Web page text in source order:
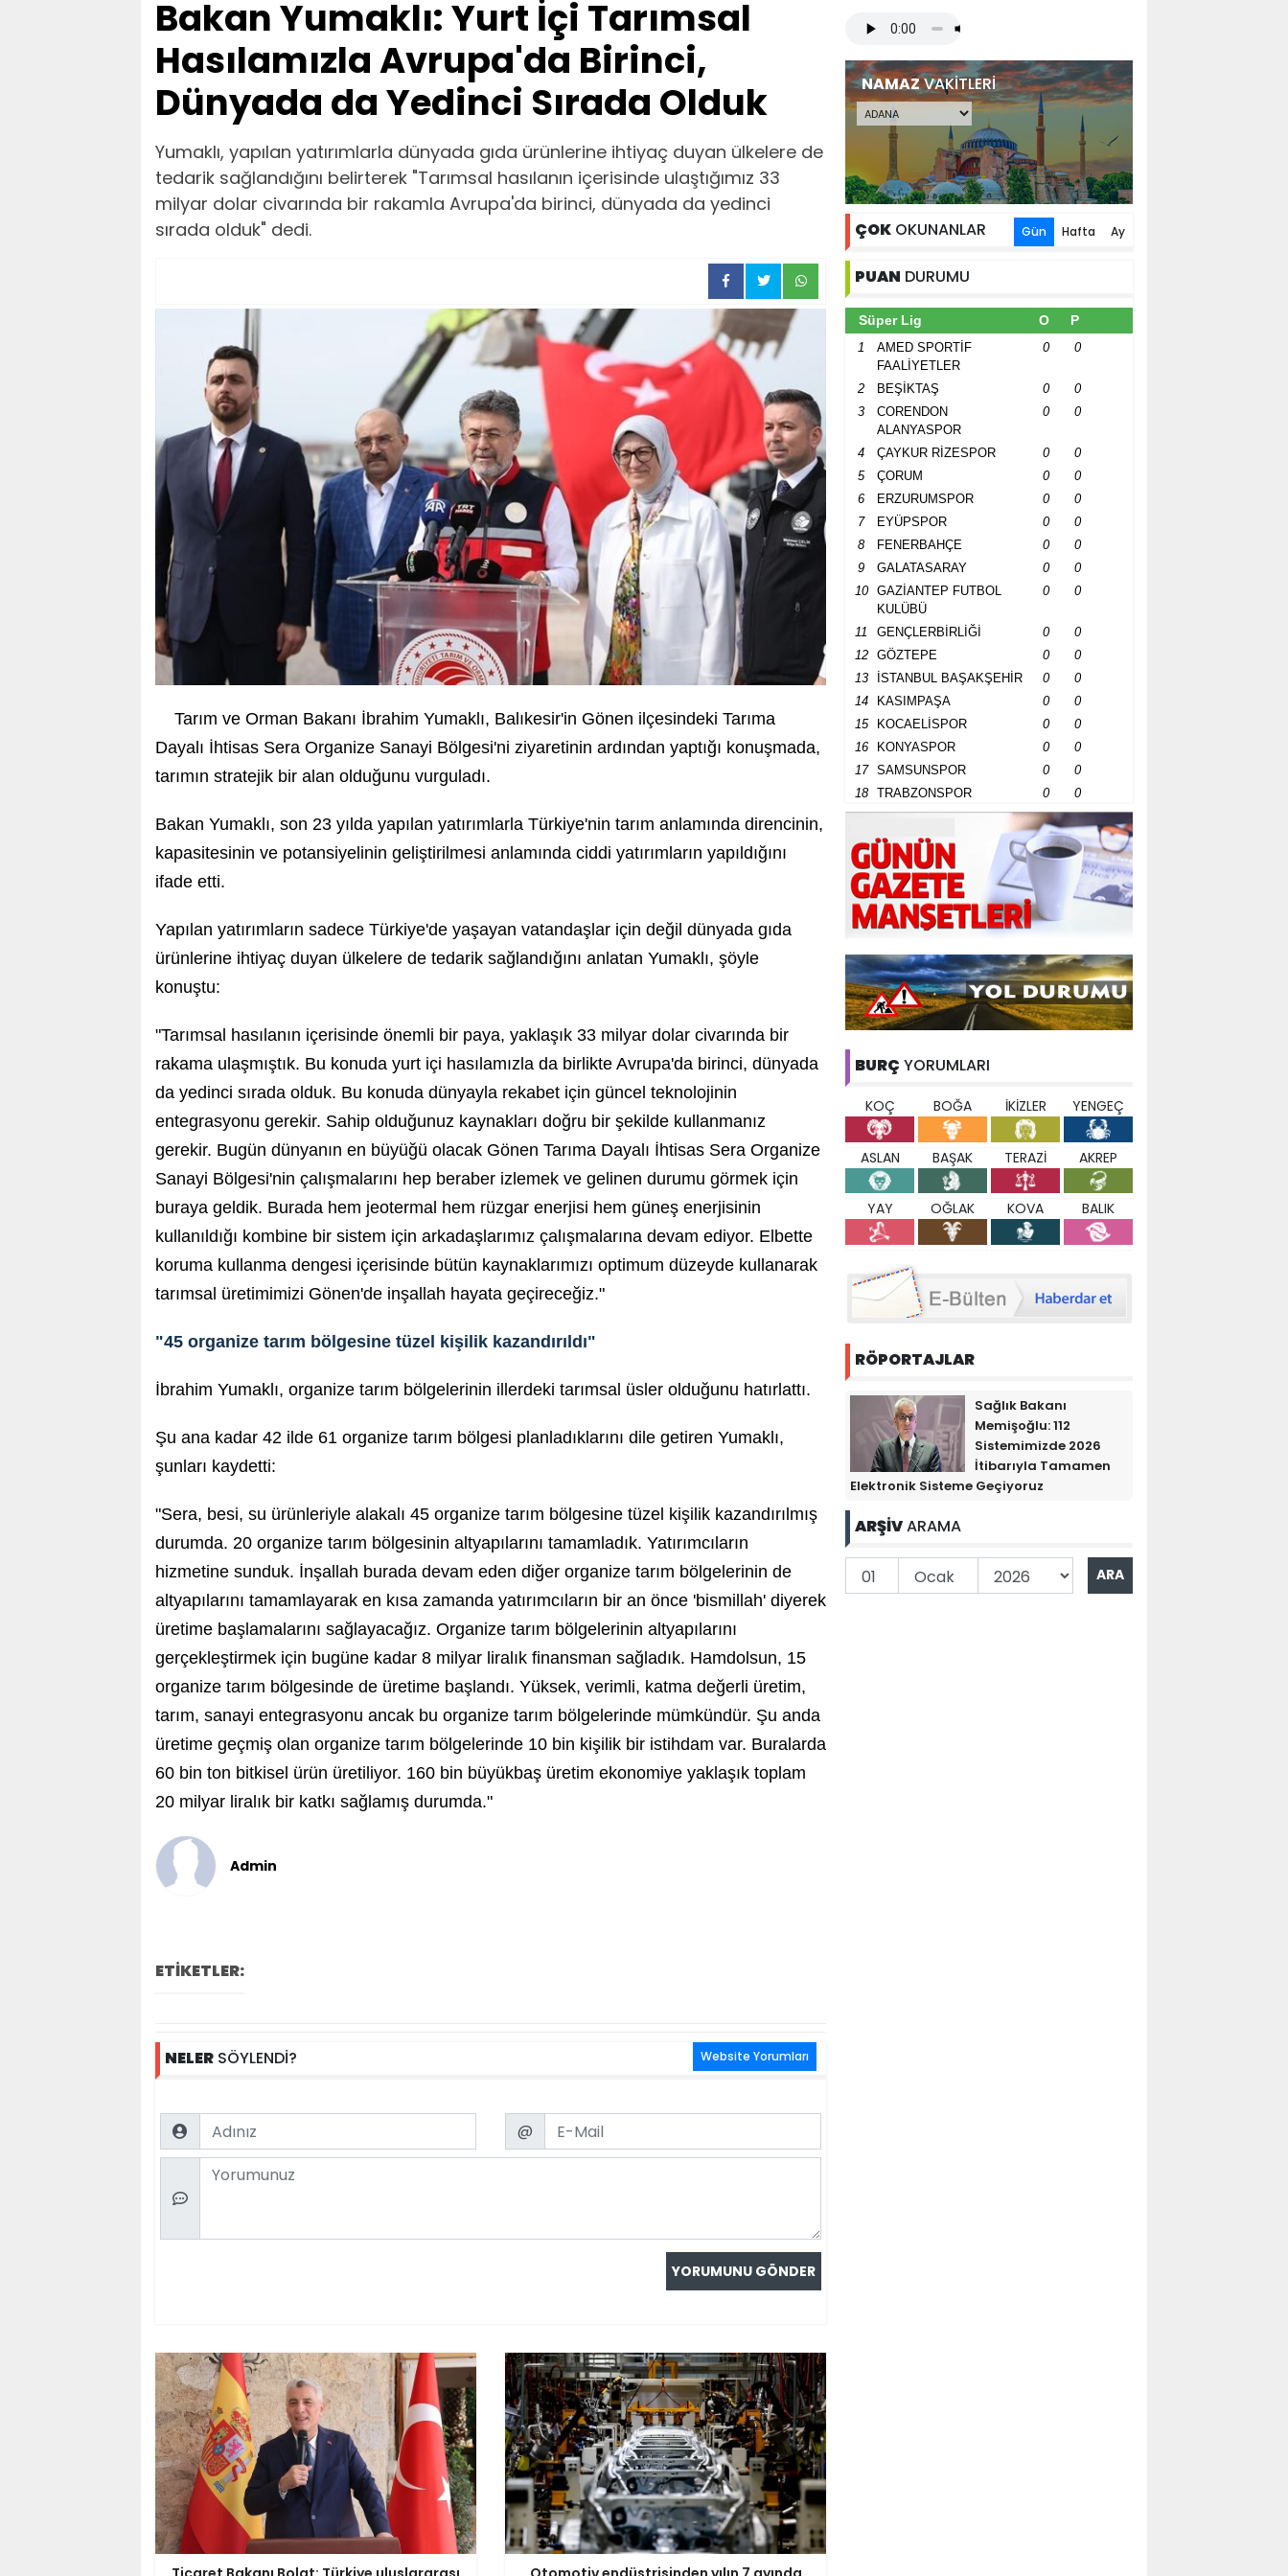
Bakan Yumaklı: Yurt İçi Tarımsal
Hasılamızla Avrupa'da Birinci,
Dünyada da Yedinci Sırada Olduk
Yumaklı, yapılan yatırımlarla dünyada gıda ürünlerine ihtiyaç duyan ülkelere de
tedarik sağlandığını belirterek "Tarımsal hasılanın içerisinde ulaştığımız 33
milyar dolar civarında bir rakamla Avrupa'da birinci, dünyada da yedinci
sırada olduk" dedi.
Tarım ve Orman Bakanı İbrahim Yumaklı, Balıkesir'in Gönen ilçesindeki Tarıma
Dayalı İhtisas Sera Organize Sanayi Bölgesi'ni ziyaretinin ardından yaptığı konuşmada,
tarımın stratejik bir alan olduğunu vurguladı.
Bakan Yumaklı, son 23 yılda yapılan yatırımlarla Türkiye'nin tarım anlamında direncinin,
kapasitesinin ve potansiyelinin geliştirilmesi anlamında ciddi yatırımların yapıldığını
ifade etti.
Yapılan yatırımların sadece Türkiye'de yaşayan vatandaşlar için değil dünyada gıda
ürünlerine ihtiyaç duyan ülkelere de tedarik sağlandığını anlatan Yumaklı, şöyle
konuştu:
"Tarımsal hasılanın içerisinde önemli bir paya, yaklaşık 33 milyar dolar civarında bir
rakama ulaşmıştık. Bu konuda yurt içi hasılamızla da birlikte Avrupa'da birinci, dünyada
da yedinci sırada olduk. Bu konuda dünyayla rekabet için güncel teknolojinin
entegrasyonu gerekir. Sahip olduğunuz kaynakları doğru bir şekilde kullanmanız
gerekir. Bugün dünyanın en büyüğü olacak Gönen Tarıma Dayalı İhtisas Sera Organize
Sanayi Bölgesi'nin çalışmalarını hep beraber izlemek ve gelinen durumu görmek için
buraya geldik. Burada hem jeotermal hem rüzgar enerjisi hem güneş enerjisinin
kullanıldığı kombine bir sistem için arkadaşlarımız çalışmalarına devam ediyor. Elbette
koruma kullanma dengesi içerisinde bütün kaynaklarımızı optimum düzeyde kullanarak
tarımsal üretimimizi Gönen'de inşallah hayata geçireceğiz."
"45 organize tarım bölgesine tüzel kişilik kazandırıldı"
İbrahim Yumaklı, organize tarım bölgelerinin illerdeki tarımsal üsler olduğunu hatırlattı.
Şu ana kadar 42 ilde 61 organize tarım bölgesi planladıklarını dile getiren Yumaklı,
şunları kaydetti:
"Sera, besi, su ürünleriyle alakalı 45 organize tarım bölgesine tüzel kişilik kazandırılmış
durumda. 20 organize tarım bölgesinin altyapılarını tamamladık. Yatırımcıların
hizmetine sunduk. İnşallah burada devam eden diğer organize tarım bölgelerinin de
altyapılarını tamamlayarak en kısa zamanda yatırımcıların bir an önce 'bismillah' diyerek
üretime başlamalarını sağlayacağız. Organize tarım bölgelerinin altyapılarını
gerçekleştirmek için bugüne kadar 8 milyar liralık finansman sağladık. Hamdolsun, 15
organize tarım bölgesinde de üretime başlandı. Yüksek, verimli, katma değerli üretim,
tarım, sanayi entegrasyonu ancak bu organize tarım bölgelerinde mümkündür. Şu anda
üretime geçmiş olan organize tarım bölgelerinde 10 bin kişilik bir istihdam var. Buralarda
60 bin ton bitkisel ürün üretiliyor. 160 bin büyükbaş üretim ekonomiye yaklaşık toplam
20 milyar liralık bir katkı sağlamış durumda."
Admin
ETİKETLER:
NELER SÖYLENDİ? Website Yorumları
Name Email
@
Comment
NAMAZVAKİTLERİ
ÇOK OKUNANLAR Gün Hafta Ay
PUAN DURUMU
Süper Lig O P
1
AMED SPORTİF
FAALİYETLER
0 0
2 BEŞİKTAŞ 0
0
3
CORENDON
ALANYASPOR
0 0
4 ÇAYKUR RİZESPOR 0
0
5
ÇORUM 0
0
6
ERZURUMSPOR 0
0
7
EYÜPSPOR 0
0
8
FENERBAHÇE 0
0
9
GALATASARAY 0
0
10
GAZİANTEP FUTBOL
KULÜBÜ
0 0
11 GENÇLERBİRLİĞİ 0
0
12
GÖZTEPE 0
0
13
İSTANBUL BAŞAKŞEHİR 0
0
14
KASIMPAŞA 0
0
15
KOCAELİSPOR 0
0
16
KONYASPOR 0
0
17
SAMSUNSPOR 0
0
18
TRABZONSPOR 0 0
BURÇ YORUMLARI
KOÇ BOĞA İKİZLER YENGEÇ
ASLAN BAŞAK TERAZİ AKREP
YAY OĞLAK KOVA BALIK
RÖPORTAJLAR
Sağlık Bakanı
Memişoğlu: 112
Sistemimizde 2026
İtibarıyla Tamamen
Elektronik Sisteme Geçiyoruz
ARŞİVARAMA